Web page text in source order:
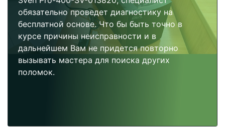
обязательно проведет диагностику на
бесплатной основе. Что бы быть точно в
курсе причины неисправности и в
дальнейшем Вам не придется повторно
вызывать мастера для поиска других
поломок.